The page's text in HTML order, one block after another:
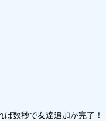
ば数秒で友達追加が完了！